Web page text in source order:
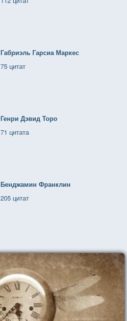
Габриэль Гарсиа Маркес
75 цитат
Генри Дэвид Торо
71 цитата
Бенджамин Франклин
205 цитат